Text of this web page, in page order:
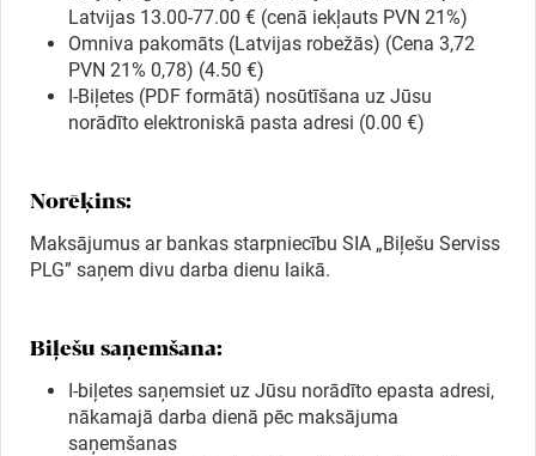
Meklēt kartē
Izvēlēties
periodu
Latvijas 13.00-77.00 € (cenā iekļauts PVN 21%)
Omniva pakomāts (Latvijas robežās) (Cena 3,72
PVN 21% 0,78) (4.50 €)
I-Biļetes (PDF formātā) nosūtīšana uz Jūsu
norādīto elektroniskā pasta adresi (0.00 €)
Norēķins:
Maksājumus ar bankas starpniecību SIA „Biļešu Serviss
PLG” saņem divu darba dienu laikā.
Biļešu saņemšana:
I-biļetes saņemsiet uz Jūsu norādīto epasta adresi,
nākamajā darba dienā pēc maksājuma
saņemšanas